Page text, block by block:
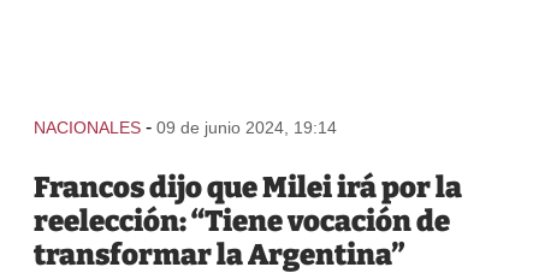
NACIONALES - 09 de junio 2024, 19:14
Francos dijo que Milei irá por la
reelección: “Tiene vocación de
transformar la Argentina”